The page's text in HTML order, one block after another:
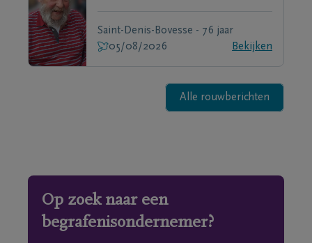
Saint-Denis-Bovesse - 76 jaar
05/08/2026
Bekijken
Alle rouwberichten
Op zoek naar een
begrafenisondernemer?